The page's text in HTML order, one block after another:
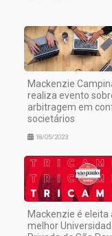
Mackenzie
realiza evento
arbitragem em
societários
18/05/2023
Mackenzie é eleita
melhor